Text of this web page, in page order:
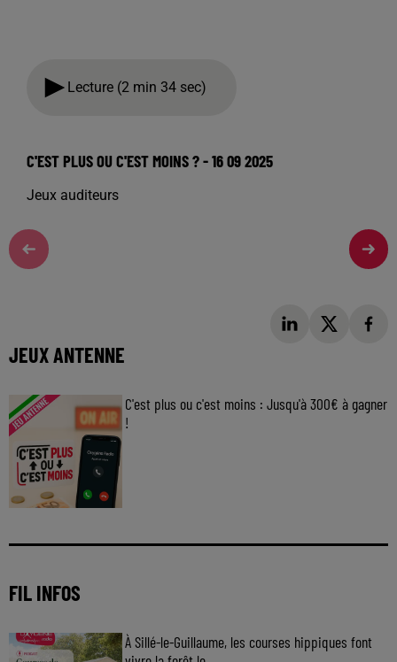
Lecture (2 min 34 sec)
C'EST PLUS OU C'EST MOINS ? - 16 09 2025
Jeux auditeurs
JEUX ANTENNE
C'est plus ou c'est moins : Jusqu'à 300€ à gagner
!
FIL INFOS
À Sillé-le-Guillaume, les courses hippiques font